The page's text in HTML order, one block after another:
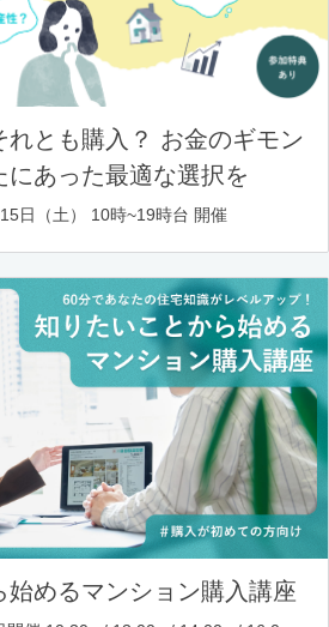
れとも購入？ お金のギモン
にあった最適な選択を
日（土） 10時~19時台 開催
始めるマンション購入講座